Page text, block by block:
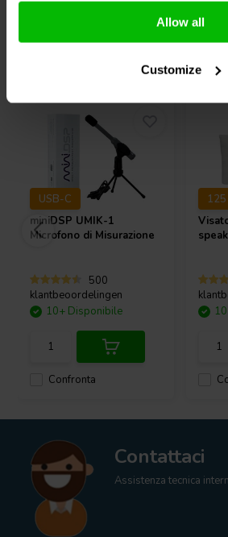
Allow all
Customize
pacco completamente carico potrebbe
Contenuto della confezione
Scheda amplificatore AA-AB32495
Breve guida di collegamento/
USB-C
miniDSP UMIK-1
Microfono di Misurazione
500
klantbeoordelingen
Confronta
10+ Disponibile
125
Contattaci
Assistenza tecnica